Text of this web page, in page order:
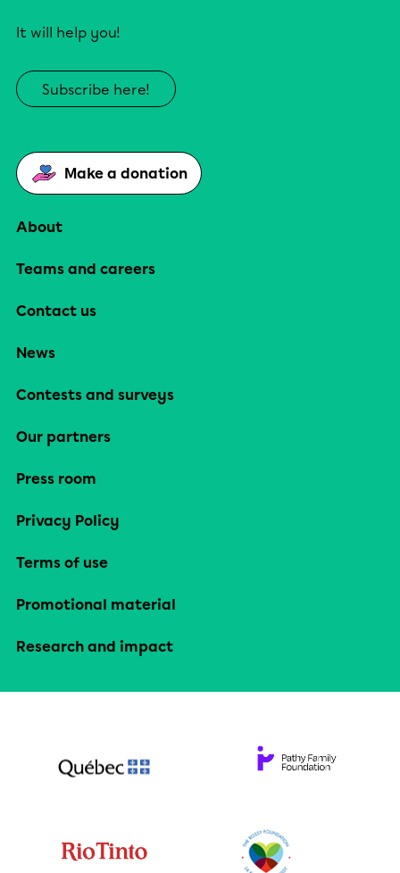
It will help you!
Subscribe here!
Make a donation
About
Teams and careers
Contact us
News
Contests and surveys
Our partners
Press room
Privacy Policy
Terms of use
Promotional material
Research and impact